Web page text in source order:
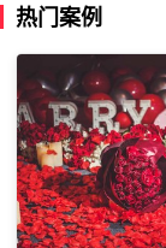
浪漫求婚方式7-
7、为你和女友
项服务，旅行目
到达目的地。
热门案例